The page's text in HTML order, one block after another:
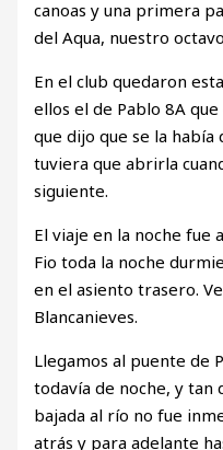
canoas y una primera
del Aqua, nuestro
En el club quedaron
ellos el de Pablo 8A
que dijo que se la había
tuviera que abrirla
siguiente.
El viaje en la noche fue
Fio toda la noche
en el asiento trasero.
Blancanieves.
Llegamos al puente de
todavía de noche, y tan
bajada al río no fue
atrás y para adelante